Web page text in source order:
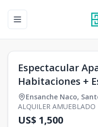
Toggle navigation
Espectacular
Habitaciones +
Ensanche Naco,
ALQUILER AMUEBLADO
US$ 1,500